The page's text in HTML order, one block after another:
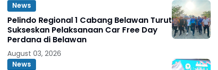
News
Pelindo Regional 1 Cabang Belawan Turut
Sukseskan Pelaksanaan Car Free Day
Perdana di Belawan
August 03, 2026
News